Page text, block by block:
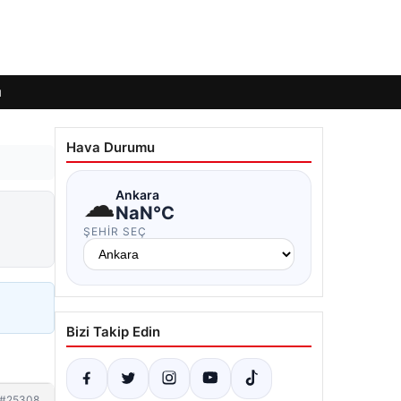
Hava Durumu
☁Ankara
NaN°C
ŞEHIR SEÇ
Bizi Takip Edin